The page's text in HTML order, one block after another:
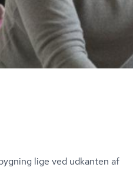
lige ved udkanten af